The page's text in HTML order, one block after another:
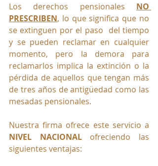
Los derechos pensionales NO
PRESCRIBEN, lo que significa que no
se extinguen por el paso  del tiempo
y se pueden reclamar en cualquier
momento, pero la demora para
reclamarlos implica la extinción o la
pérdida de aquellos que tengan más
de tres años de antigüedad como las
mesadas pensionales.
NIVEL NACIONAL ofreciendo las
siguientes ventajas: